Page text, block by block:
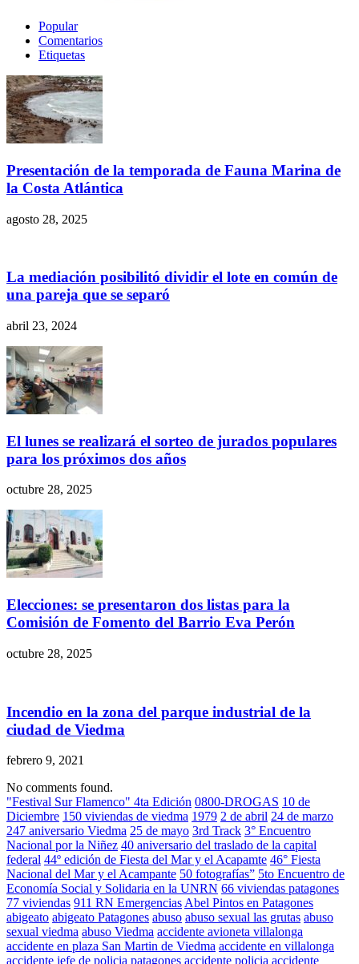
Popular
Comentarios
Etiquetas
Presentación de la temporada de Fauna Marina de
la Costa Atlántica
agosto 28, 2025
La mediación posibilitó dividir el lote en común de
una pareja que se separó
abril 23, 2024
El lunes se realizará el sorteo de jurados populares
para los próximos dos años
octubre 28, 2025
Elecciones: se presentaron dos listas para la
Comisión de Fomento del Barrio Eva Perón
octubre 28, 2025
Incendio en la zona del parque industrial de la
ciudad de Viedma
febrero 9, 2021
No comments found.
"Festival Sur Flamenco" 4ta Edición 0800-DROGAS 10 de
Diciembre 150 viviendas de viedma 1979 2 de abril 24 de marzo
247 aniversario Viedma 25 de mayo 3rd Track 3° Encuentro
Nacional por la Niñez 40 aniversario del traslado de la capital
federal 44º edición de Fiesta del Mar y el Acapamte 46° Fiesta
Nacional del Mar y el Acampante 50 fotografías” 5to Encuentro de
Economía Social y Solidaria en la UNRN 66 viviendas patagones
77 viviendas 911 RN Emergencias Abel Pintos en Patagones
abigeato abigeato Patagones abuso abuso sexual las grutas abuso
sexual viedma abuso Viedma accidente avioneta villalonga
accidente en plaza San Martin de Viedma accidente en villalonga
accidente jefe de policia patagones accidente policia accidente